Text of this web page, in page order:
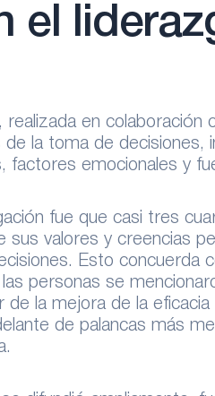
el
en colaboración
la toma de decisiones,
factores emocionales y
fue que casi tres
sus valores y creencias
Esto concuerda
personas se
de la mejora de la
de palancas más